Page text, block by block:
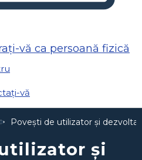
vă ca persoană fizică
vă
Povești de utilizator și
și